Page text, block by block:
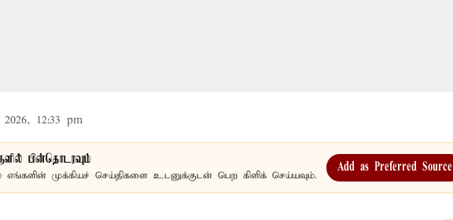
12:33 pm
பின்தொடரவும்
எங்களின் முக்கியச் செய்திகளை உடனுக்குடன் பெற கிளிக் செய்யவும்.
Add as Preferred Source